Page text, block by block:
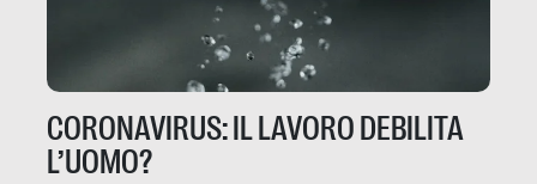
CORONAVIRUS: IL LAVORO DEBILITA
L’UOMO?